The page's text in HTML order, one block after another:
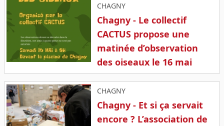
CHAGNY
Chagny - Le collectif
CACTUS propose une
matinée d’observation
des oiseaux le 16 mai
CHAGNY
Chagny - Et si ça servait
encore ? L’association de